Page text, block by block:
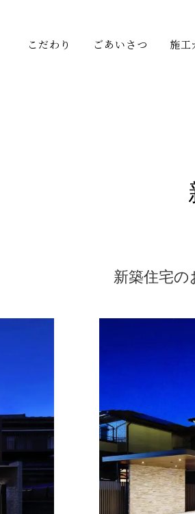
こだわり ごあいさつ 施工
新築住宅の